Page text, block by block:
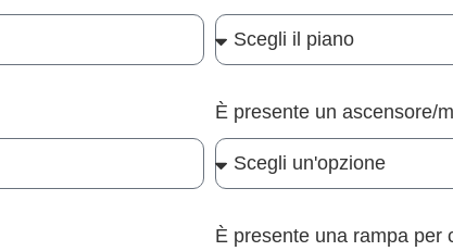
È presente un ascensore/
È presente una rampa per